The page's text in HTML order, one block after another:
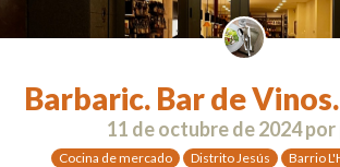
Barbaric. Bar de
11 de octubre de 2024por
Cocina de mercado Distrito Jesús
Barrio